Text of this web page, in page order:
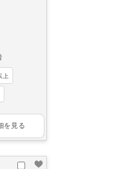
上
を見る